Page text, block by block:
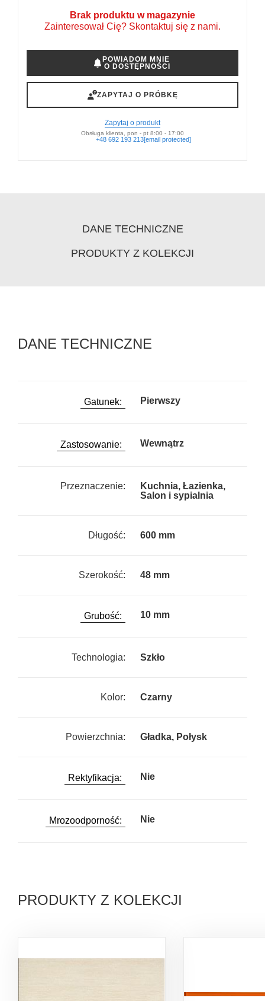
Brak produktu w magazynie
Zainteresował Cię? Skontaktuj się z nami.
POWIADOM MNIE
O DOSTĘPNOŚCI
ZAPYTAJ O PRÓBKĘ
Zapytaj o produkt
Obsługa klienta, pon - pt 8:00 - 17:00
+48 692 193 213[email protected]
DANE TECHNICZNE
PRODUKTY Z KOLEKCJI
DANE TECHNICZNE
Gatunek: Pierwszy
Zastosowanie: Wewnątrz
Przeznaczenie:
Kuchnia, Łazienka,
Salon i sypialnia
Długość: 600 mm
Szerokość: 48 mm
Grubość: 10 mm
Technologia: Szkło
Kolor: Czarny
Powierzchnia: Gładka, Połysk
Rektyfikacja: Nie
Mrozoodporność: Nie
PRODUKTY Z KOLEKCJI